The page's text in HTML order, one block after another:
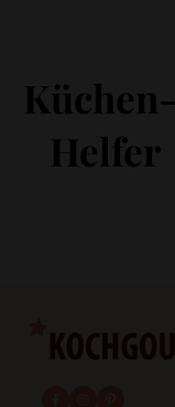
Küchen-
Helfer